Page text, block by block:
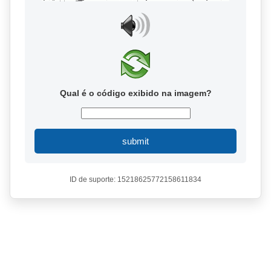
Qual é o código exibido na imagem?
submit
ID de suporte: 15218625772158611834